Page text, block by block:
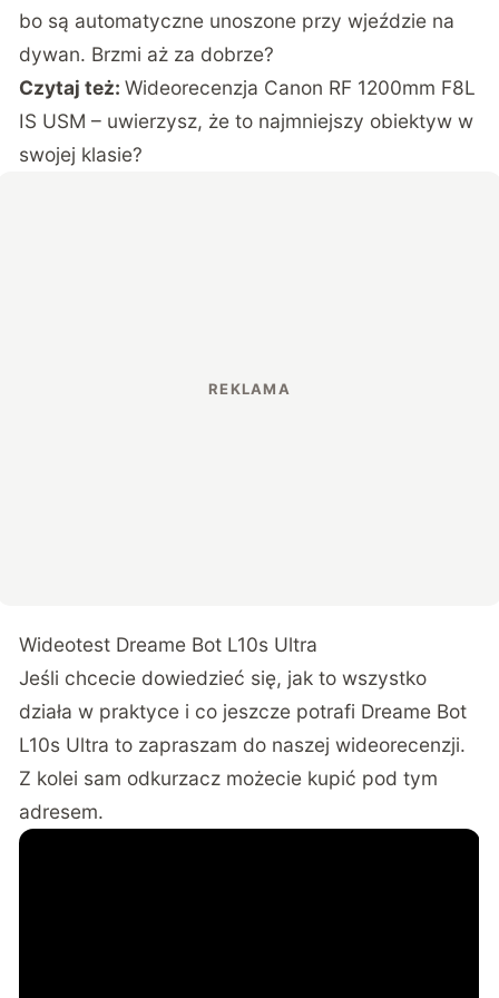
bo są automatyczne unoszone przy wjeździe na
dywan. Brzmi aż za dobrze?
Czytaj też:Wideorecenzja Canon RF 1200mm F8L
IS USM – uwierzysz, że to najmniejszy obiektyw w
swojej klasie?
Wideotest Dreame Bot L10s Ultra
Jeśli chcecie dowiedzieć się, jak to wszystko
działa w praktyce i co jeszcze potrafi Dreame Bot
L10s Ultra to zapraszam do naszej wideorecenzji.
Z kolei sam odkurzacz możecie kupić pod tym
adresem.